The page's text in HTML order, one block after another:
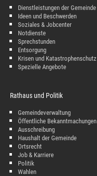
Dienstleistungen der Gemeinde
Ideen und Beschwerden
Soziales & Jobcenter
Notdienste
Sprechstunden
Entsorgung
Krisen und Katastrophenschutz
Spezielle Angebote
Rathaus und Politik
Gemeindeverwaltung
Öffentliche Bekanntmachungen
Ausschreibung
Haushalt der Gemeinde
Ortsrecht
Job & Karriere
Politik
Wahlen